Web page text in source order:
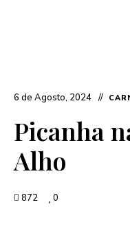
6 de Agosto, 2024
Picanha
Alho
872 0